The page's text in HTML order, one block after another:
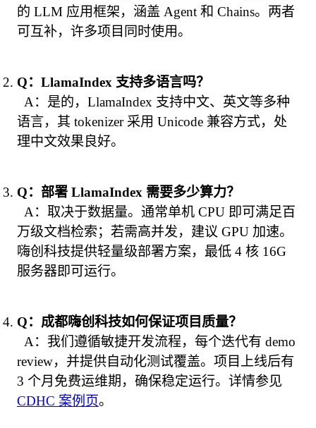
的 LLM 应用框架，涵盖 Agent 和 Chains。两者
可互补，许多项目同时使用。
Q：LlamaIndex 支持多语言吗？
语言，其 tokenizer 采用 Unicode 兼容方式，处
理中文效果良好。
Q：部署 LlamaIndex 需要多少算力？
万级文档检索；若需高并发，建议 GPU 加速。
嗨创科技提供轻量级部署方案，最低 4 核 16G
服务器即可运行。
Q：成都嗨创科技如何保证项目质量？
review，并提供自动化测试覆盖。项目上线后有
CDHC 案例页。